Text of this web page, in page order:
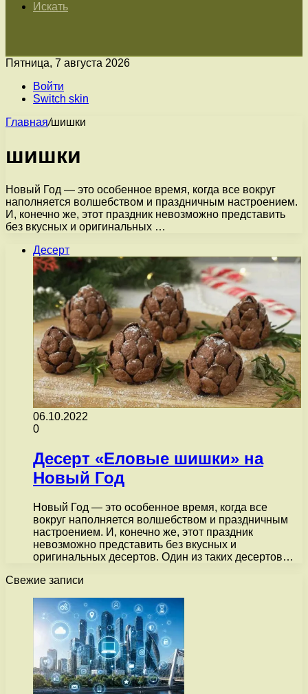
Искать
Пятница, 7 августа 2026
Войти
Switch skin
Главная/шишки
шишки
Новый Год — это особенное время, когда все вокруг
наполняется волшебством и праздничным настроением.
И, конечно же, этот праздник невозможно представить
без вкусных и оригинальных …
Десерт
06.10.2022
0
Десерт «Еловые шишки» на
Новый Год
Новый Год — это особенное время, когда все
вокруг наполняется волшебством и праздничным
настроением. И, конечно же, этот праздник
невозможно представить без вкусных и
оригинальных десертов. Один из таких десертов…
Свежие записи